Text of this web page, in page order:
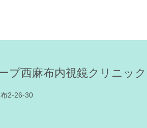
プ西麻布内視鏡クリニック
2-26-30